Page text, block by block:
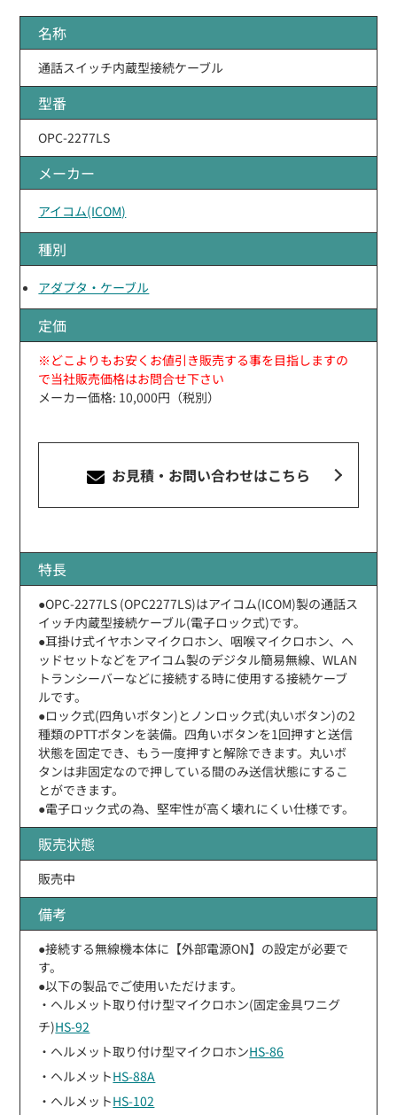
名称
通話スイッチ内蔵型接続ケーブル
型番
OPC-2277LS
メーカー
アイコム(ICOM)
種別
アダプタ・ケーブル
定価
※どこよりもお安くお値引き販売する事を目指しますの
で当社販売価格はお問合せ下さい
メーカー価格: 10,000円（税別）
お見積・お問い合わせはこちら
特長
●OPC-2277LS (OPC2277LS)はアイコム(ICOM)製の通話ス
イッチ内蔵型接続ケーブル(電子ロック式)です。
●耳掛け式イヤホンマイクロホン、咽喉マイクロホン、ヘ
ッドセットなどをアイコム製のデジタル簡易無線、WLAN
トランシーバーなどに接続する時に使用する接続ケーブ
ルです。
●ロック式(四角いボタン)とノンロック式(丸いボタン)の2
種類のPTTボタンを装備。四角いボタンを1回押すと送信
状態を固定でき、もう一度押すと解除できます。丸いボ
タンは非固定なので押している間のみ送信状態にするこ
とができます。
●電子ロック式の為、堅牢性が高く壊れにくい仕様です。
販売状態
販売中
備考
●接続する無線機本体に【外部電源ON】の設定が必要で
す。
●以下の製品でご使用いただけます。
・ヘルメット取り付け型マイクロホン(固定金具ワニグ
チ)HS-92
・ヘルメット取り付け型マイクロホンHS-86
・ヘルメットHS-88A
・ヘルメットHS-102